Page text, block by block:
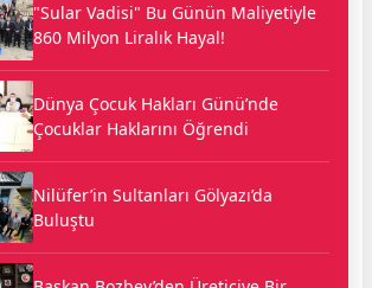
"Sular Vadisi" Bu Günün Maliyetiyle
860 Milyon Liralık Hayal!
Dünya Çocuk Hakları Günü’nde
Çocuklar Haklarını Öğrendi
Nilüfer’in Sultanları Gölyazı’da
Buluştu